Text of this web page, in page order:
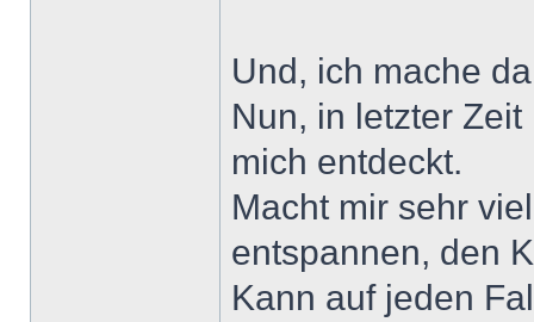
Und, ich mache
Nun, in letzter
mich entdeckt.
Macht mir sehr
entspannen, den
Kann auf jeden